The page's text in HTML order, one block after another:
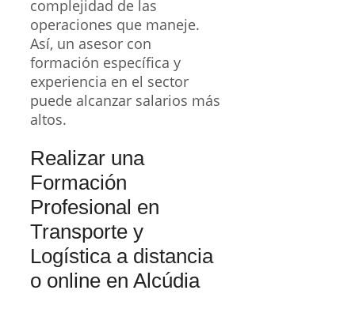
complejidad de las
operaciones que maneje.
Así, un asesor con
formación específica y
experiencia en el sector
puede alcanzar salarios más
altos.
Realizar una
Formación
Profesional en
Transporte y
Logística a distancia
o online en Alcúdia